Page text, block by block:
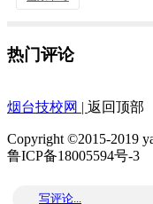
热门评论
烟台技校网 | 返回顶部
Copyright ©2015-2019
鲁ICP备18005594号-3
写评论...